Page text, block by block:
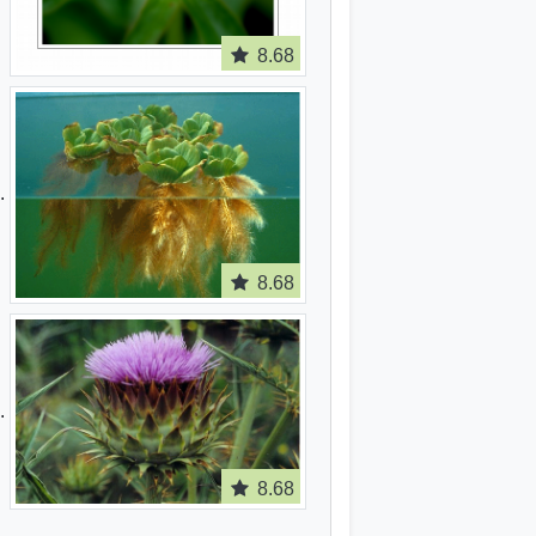
8.68
8.68
8.68